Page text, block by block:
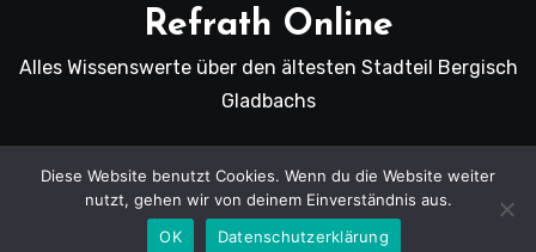
Refrath Online
Alles Wissenswerte über den ältesten Stadteil Bergisch
Gladbachs
Copyright Refrath Online © Alle Rechte vorbehalten.
|
BlogusvonThemeansar.
Diese Website benutzt Cookies. Wenn du die Website weiter
nutzt, gehen wir von deinem Einverständnis aus.
OK
Datenschutzerklärung